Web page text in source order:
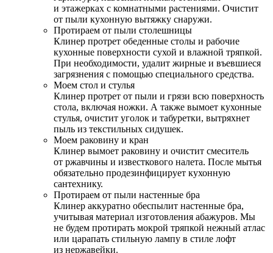
и этажерках с комнатными растениями. Очистит
от пыли кухонную вытяжку снаружи.
Протираем от пыли столешницы
Клинер протрет обеденные столы и рабочие
кухонные поверхности сухой и влажной тряпкой.
При необходимости, удалит жирные и въевшиеся
загрязнения с помощью специального средства.
Моем стол и стулья
Клинер протрет от пыли и грязи всю поверхность
стола, включая ножки. А также вымоет кухонные
стулья, очистит уголок и табуретки, вытряхнет
пыль из текстильных сидушек.
Моем раковину и кран
Клинер вымоет раковину и очистит смеситель
от ржавчины и известкового налета. После мытья
обязательно продезинфицирует кухонную
сантехнику.
Протираем от пыли настенные бра
Клинер аккуратно обеспылит настенные бра,
учитывая материал изготовления абажуров. Мы
не будем протирать мокрой тряпкой нежный атлас
или царапать стильную лампу в стиле лофт
из нержавейки.